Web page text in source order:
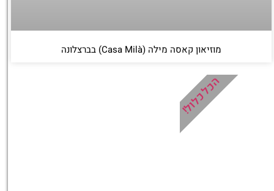
מוזיאון קאסה מילה (Casa Milà) בברצלונה
הכל כלול!